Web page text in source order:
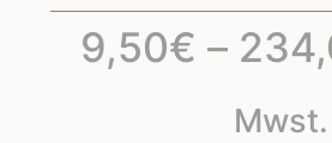
9,50€ –
Mwst.